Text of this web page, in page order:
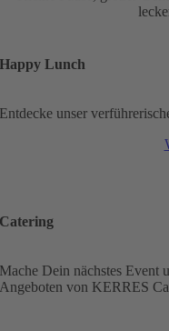
Happy Lunch
Entdecke unser
Catering
Mache Dein nächstes Event
Angeboten von KERRES